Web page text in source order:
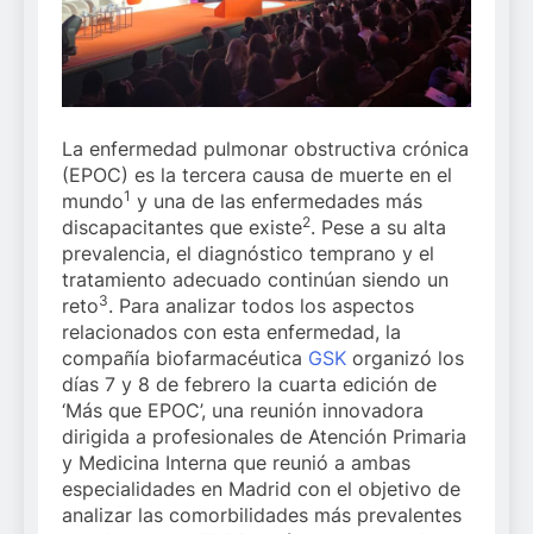
La enfermedad pulmonar obstructiva crónica
(EPOC) es la tercera causa de muerte en el
mundo1 y una de las enfermedades más
discapacitantes que existe2. Pese a su alta
prevalencia, el diagnóstico temprano y el
tratamiento adecuado continúan siendo un
reto3. Para analizar todos los aspectos
relacionados con esta enfermedad, la
compañía biofarmacéutica GSK organizó los
días 7 y 8 de febrero la cuarta edición de
‘Más que EPOC’, una reunión innovadora
dirigida a profesionales de Atención Primaria
y Medicina Interna que reunió a ambas
especialidades en Madrid con el objetivo de
analizar las comorbilidades más prevalentes